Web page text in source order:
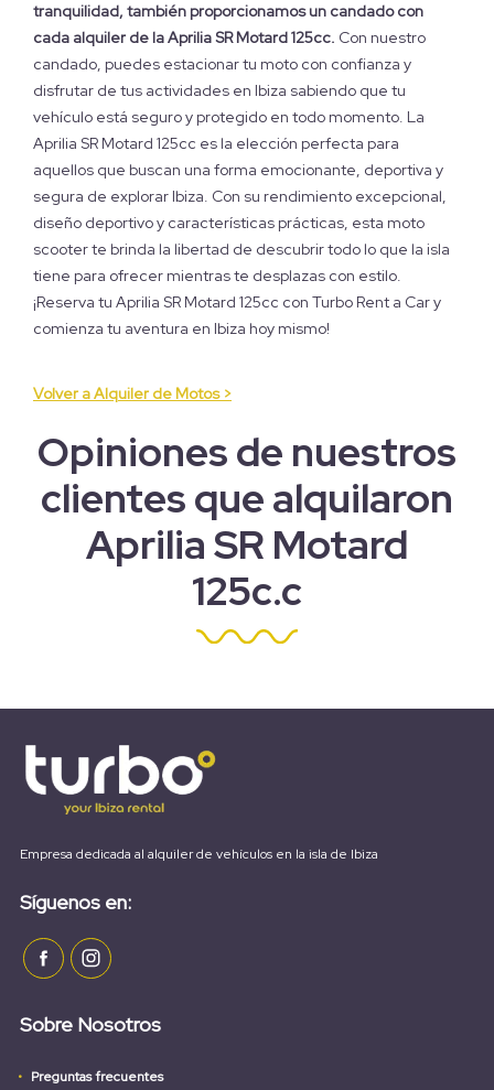
tranquilidad, también proporcionamos un candado con
cada alquiler de la Aprilia SR Motard 125cc. Con nuestro
candado, puedes estacionar tu moto con confianza y
disfrutar de tus actividades en Ibiza sabiendo que tu
vehículo está seguro y protegido en todo momento. La
Aprilia SR Motard 125cc es la elección perfecta para
aquellos que buscan una forma emocionante, deportiva y
segura de explorar Ibiza. Con su rendimiento excepcional,
diseño deportivo y características prácticas, esta moto
scooter te brinda la libertad de descubrir todo lo que la isla
tiene para ofrecer mientras te desplazas con estilo.
¡Reserva tu Aprilia SR Motard 125cc con Turbo Rent a Car y
comienza tu aventura en Ibiza hoy mismo!
Volver a Alquiler de Motos >
Opiniones de nuestros
clientes que alquilaron
Aprilia SR Motard
125c.c
Empresa dedicada al alquiler de vehículos en la isla de Ibiza
Síguenos en:
Sobre Nosotros
Preguntas frecuentes